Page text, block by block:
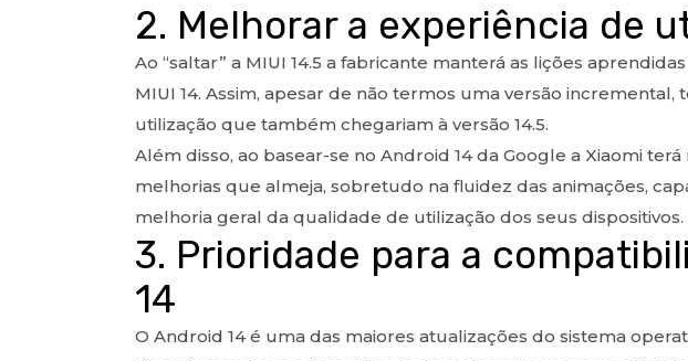
2. Melhorar a experiência de
Ao “saltar” a MIUI 14.5 a fabricante manterá as lições
MIUI 14. Assim, apesar de não termos uma versão
utilização que também chegariam à versão 14.5.
Além disso, ao basear-se no Android 14 da Google a Xiaomi
melhorias que almeja, sobretudo na fluidez das animações,
melhoria geral da qualidade de utilização dos seus dispositivos.
3. Prioridade para a
14
O Android 14 é uma das maiores atualizações do sistema